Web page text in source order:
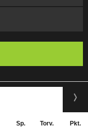
Sp. Torv. Pkt.